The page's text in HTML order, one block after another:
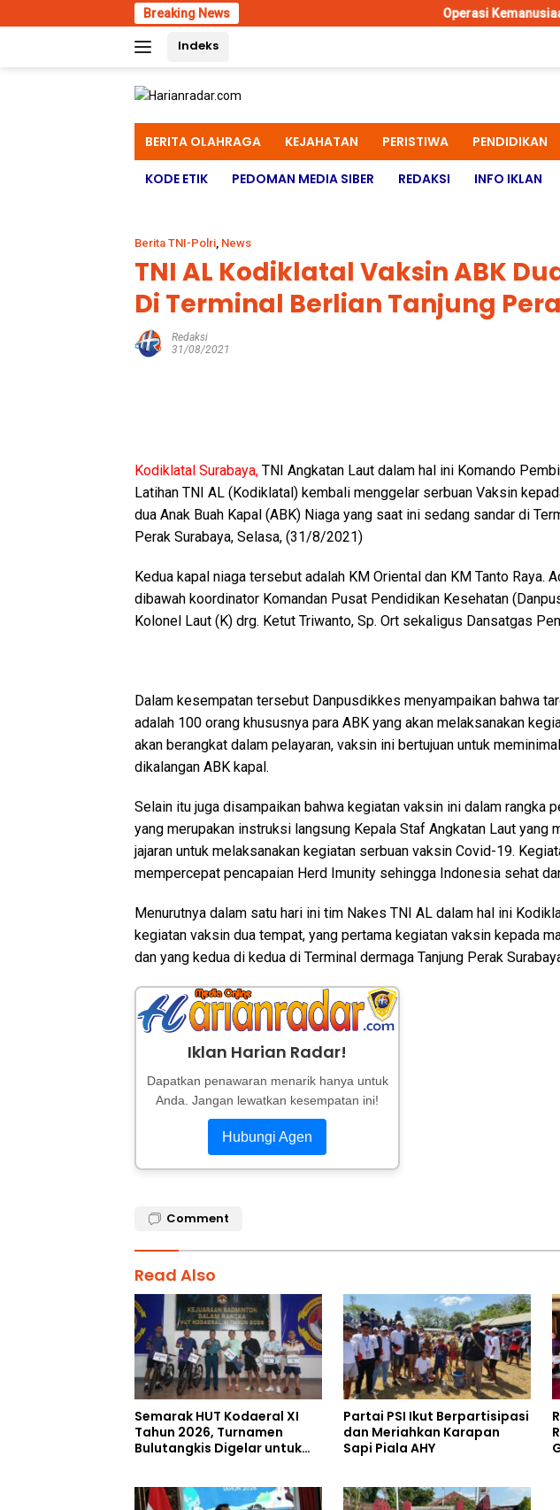
to
Breaking News Operasi Kemanusiaan Polres
Indeks
BERITA OLAHRAGA KEJAHATAN PERISTIWA PENDIDIKAN
KODE ETIK PEDOMAN MEDIA SIBER REDAKSI INFO IKLAN
Berita TNI-Polri, News
TNI AL Kodiklatal Vaksin ABK
Di Terminal Berlian Tanjung
Redaksi
31/08/2021
Kodiklatal Surabaya, TNI Angkatan Laut dalam hal ini Komando
Latihan TNI AL (Kodiklatal) kembali menggelar serbuan Vaksin
dua Anak Buah Kapal (ABK) Niaga yang saat ini sedang sandar di
Perak Surabaya, Selasa, (31/8/2021)
Kedua kapal niaga tersebut adalah KM Oriental dan KM Tanto Raya.
dibawah koordinator Komandan Pusat Pendidikan Kesehatan
Kolonel Laut (K) drg. Ketut Triwanto, Sp. Ort sekaligus Dansatgas
Dalam kesempatan tersebut Danpusdikkes menyampaikan bahwa
adalah 100 orang khususnya para ABK yang akan melaksanakan
akan berangkat dalam pelayaran, vaksin ini bertujuan untuk
dikalangan ABK kapal.
Selain itu juga disampaikan bahwa kegiatan vaksin ini dalam rangka
yang merupakan instruksi langsung Kepala Staf Angkatan Laut yang
jajaran untuk melaksanakan kegiatan serbuan vaksin Covid-19.
mempercepat pencapaian Herd Imunity sehingga Indonesia sehat
Menurutnya dalam satu hari ini tim Nakes TNI AL dalam hal ini
kegiatan vaksin dua tempat, yang pertama kegiatan vaksin kepada
dan yang kedua di kedua di Terminal dermaga Tanjung Perak
Iklan Harian Radar!
Dapatkan penawaran menarik hanya untuk
Anda. Jangan lewatkan kesempatan ini!
Hubungi Agen
Comment
Read Also
Semarak HUT Kodaeral XI
Tahun 2026, Turnamen
Bulutangkis Digelar untuk
Partai PSI Ikut Berpartisipasi
dan Meriahkan Karapan
Sapi Piala AHY